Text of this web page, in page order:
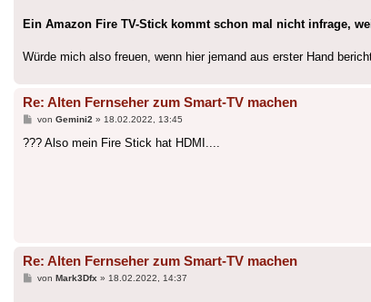
Ein Amazon Fire TV-Stick kommt schon mal nicht infrage,
Würde mich also freuen, wenn hier jemand aus erster Hand
Re: Alten Fernseher zum Smart-TV machen
Beitrag
von Gemini2» 18.02.2022, 13:45
??? Also mein Fire Stick hat HDMI....
Re: Alten Fernseher zum Smart-TV machen
Beitrag
von Mark3Dfx» 18.02.2022, 14:37